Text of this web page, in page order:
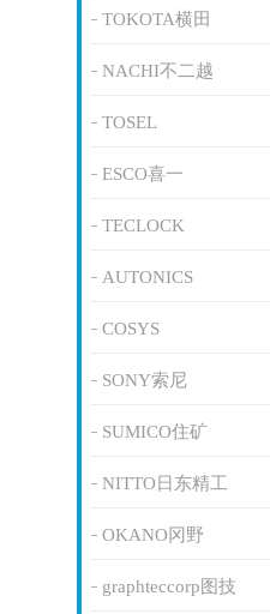
TOKOTA横田
NACHI不二越
TOSEL
ESCO喜一
TECLOCK
AUTONICS
COSYS
SONY索尼
SUMICO住矿
NITTO日东精工
OKANO冈野
graphteccorp图技